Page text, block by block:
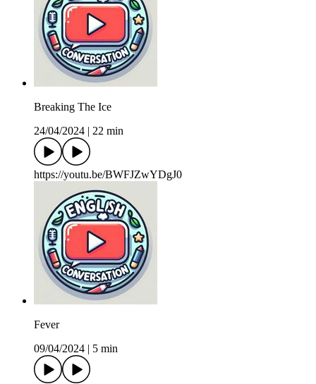
Breaking The Ice
24/04/2024
22 min
https://youtu.be/BWFJZwYDgJ0
Fever
09/04/2024
5 min